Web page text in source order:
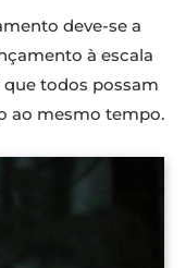
deve-se a
à escala
que todos possam
ao mesmo tempo.